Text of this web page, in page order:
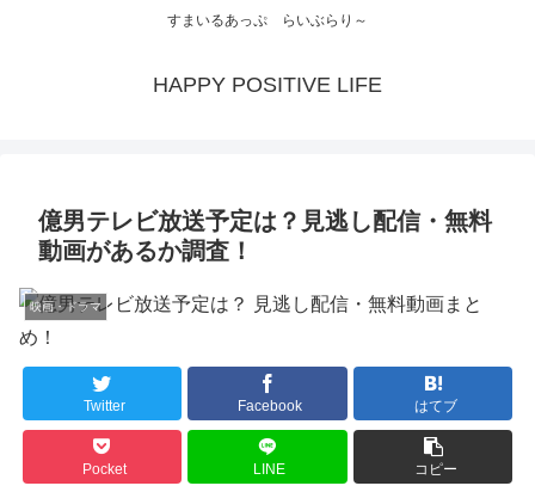
すまいるあっぷ らいぶらり～
HAPPY POSITIVE LIFE
億男テレビ放送予定は？見逃し配信・無料
動画があるか調査！
映画・ドラマ
Twitter Facebook はてブ
Pocket LINE コピー